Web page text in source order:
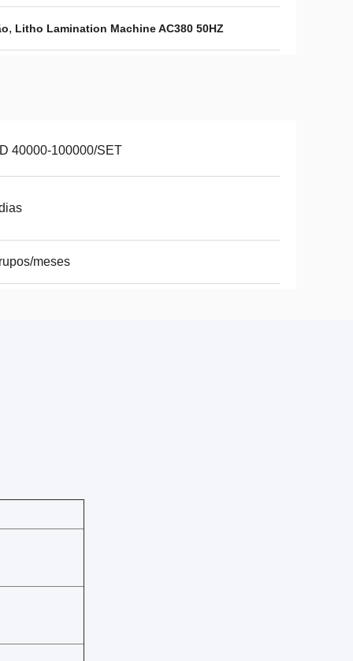
, Litho Lamination Machine AC380 50HZ
40000-100000/SET
meses